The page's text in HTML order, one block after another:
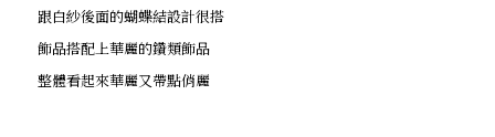
跟白紗後面的蝴蝶結設計很搭
飾品搭配上華麗的鑽類飾品
整體看起來華麗又帶點俏麗